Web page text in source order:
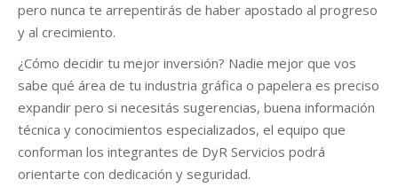
pero nunca te arrepentirás de haber apostado al progreso
y al crecimiento.
¿Cómo decidir tu mejor inversión? Nadie mejor que vos
sabe qué área de tu industria gráfica o papelera es preciso
expandir pero si necesitás sugerencias, buena información
técnica y conocimientos especializados, el equipo que
conforman los integrantes de DyR Servicios podrá
orientarte con dedicación y seguridad.